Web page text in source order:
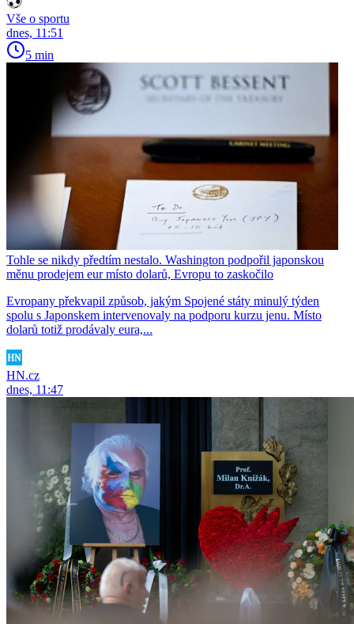
Vše o sportu
dnes, 11:51
5 min
Tohle se nikdy předtím nestalo. Washington podpořil japonskou
měnu prodejem eur místo dolarů, Evropu to zaskočilo
Evropany překvapil způsob, jakým Spojené státy minulý týden
spolu s Japonskem intervenovaly na podporu kurzu jenu. Místo
dolarů totiž prodávaly eura,...
HN.cz
dnes, 11:47